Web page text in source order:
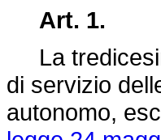
Art. 1.
La
di servizio
autonomo,